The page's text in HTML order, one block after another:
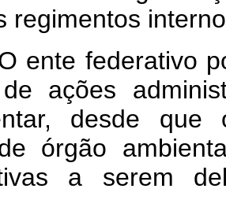
regimentos
ente federativo
ações
desde
órgão
a serem